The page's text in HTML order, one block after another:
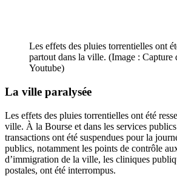
Les effets des pluies torrentielles ont
partout dans la ville. (Image : Capture
Youtube)
La ville paralysée
Les effets des pluies torrentielles ont été
ville. À la Bourse et dans les services
transactions ont été suspendues pour la
publics, notamment les points de contrôle
d’immigration de la ville, les cliniques
postales, ont été interrompus.